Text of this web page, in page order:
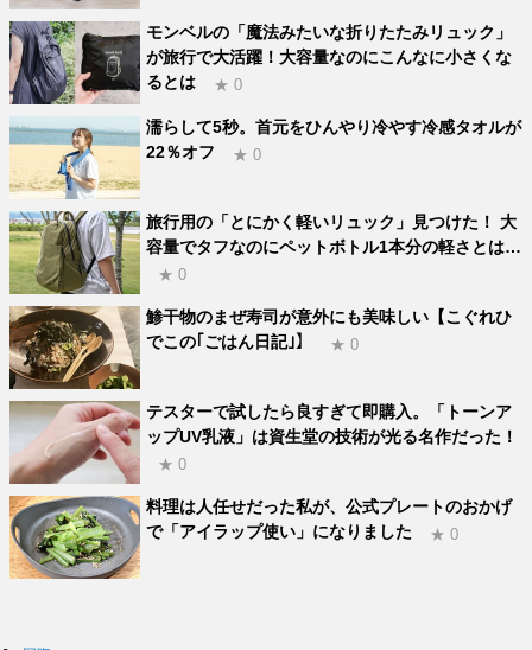
モンベルの「魔法みたいな折りたたみリュック」
が旅行で大活躍！大容量なのにこんなに小さくな
るとは
★ 0
濡らして5秒。首元をひんやり冷やす冷感タオルが
22％オフ
★ 0
旅行用の「とにかく軽いリュック」見つけた！ 大
容量でタフなのにペットボトル1本分の軽さとは…
★ 0
鯵干物のまぜ寿司が意外にも美味しい【こぐれひ
でこの｢ごはん日記｣】
★ 0
テスターで試したら良すぎて即購入。「トーンア
ップUV乳液」は資生堂の技術が光る名作だった！
★ 0
料理は人任せだった私が、公式プレートのおかげ
で「アイラップ使い」になりました
★ 0